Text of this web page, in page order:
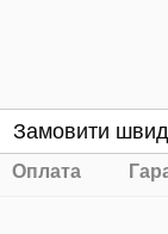
Замовити
Оплата